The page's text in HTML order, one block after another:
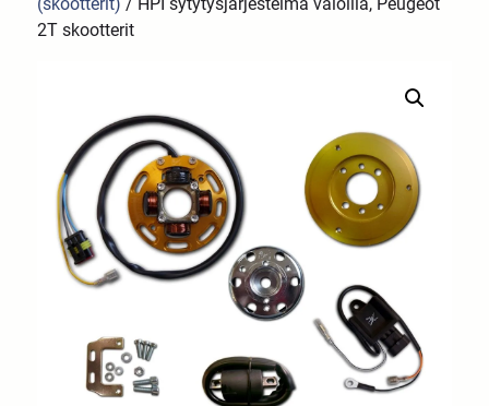
(skootterit) / HPI sytytysjärjestelmä valoilla, Peugeot
2T skootterit